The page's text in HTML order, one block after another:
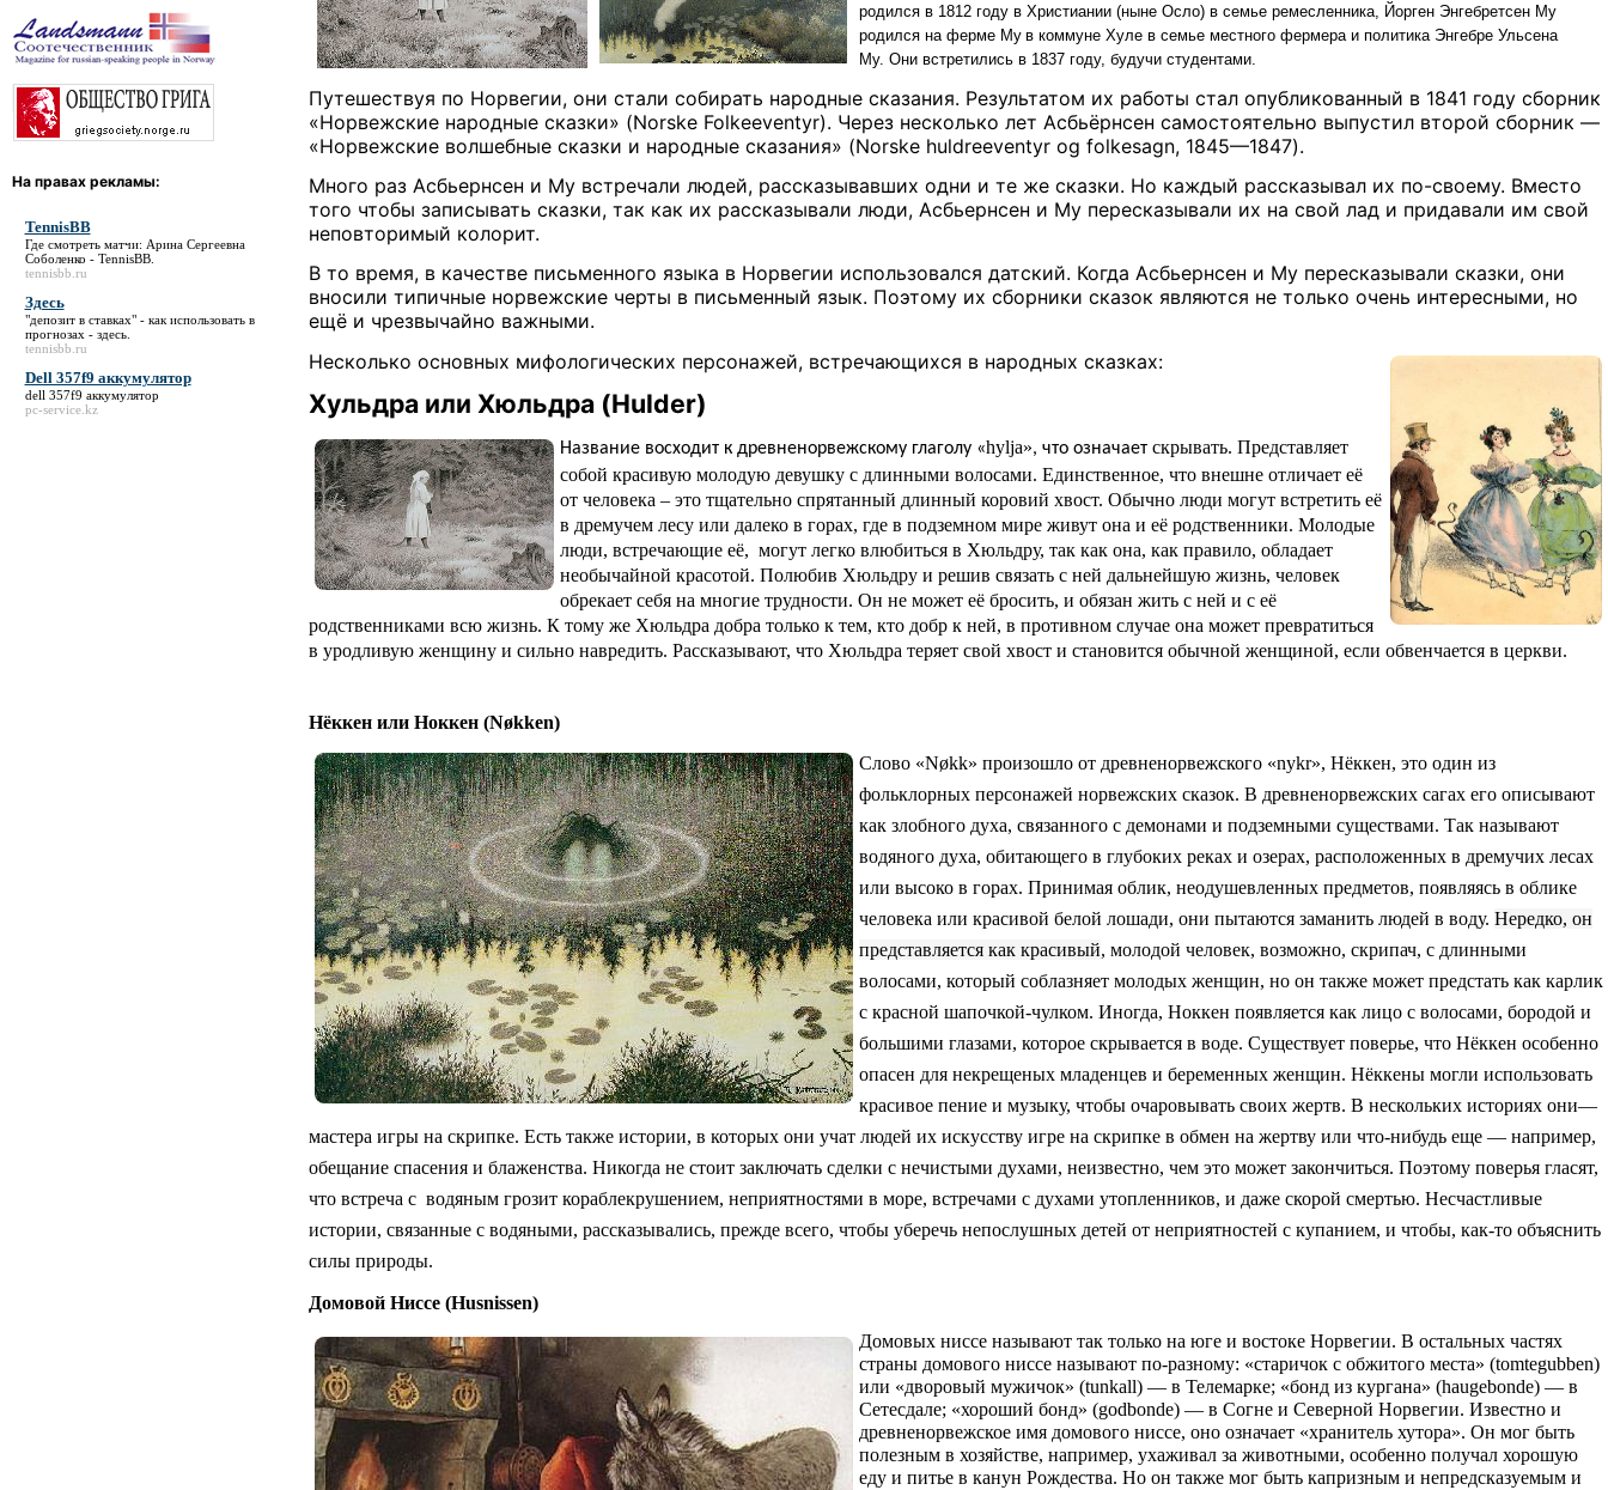
На правах рекламы:
TennisBB
Где смотреть матчи: Арина Сергеевна
Соболенко - TennisBB.
tennisbb.ru
Здесь
"депозит в ставках" - как использовать в
прогнозах - здесь.
tennisbb.ru
Dell 357f9 аккумулятор
dell 357f9 аккумулятор
pc-service.kz
родился в 1812 году в Христиании (ныне Осло) в семье ремесленника, Йорген Энгебретсен Му
родился на ферме Му в коммуне Хуле в семье местного фермера и политика Энгебре Ульсена
Му. Они встретились в 1837 году, будучи студентами.
Путешествуя по Норвегии, они стали собирать народные сказания. Результатом их работы стал опубликованный в 1841 году сборник
«Норвежские народные сказки» (Norske Folkeeventyr). Через несколько лет Асбьёрнсен самостоятельно выпустил второй сборник —
«Норвежские волшебные сказки и народные сказания» (Norske huldreeventyr og folkesagn, 1845—1847).
Много раз Асбьернсен и Му встречали людей, рассказывавших одни и те же сказки. Но каждый рассказывал их по-своему. Вместо
того чтобы записывать сказки, так как их рассказывали люди, Асбьернсен и Му пересказывали их на свой лад и придавали им свой
неповторимый колорит.
В то время, в качестве письменного языка в Норвегии использовался датский. Когда Асбьернсен и Му пересказывали сказки, они
вносили типичные норвежские черты в письменный язык. Поэтому их сборники сказок являются не только очень интересными, но
ещё и чрезвычайно важными.
Несколько основных мифологических персонажей, встречающихся в народных сказках:
Хульдра или Хюльдра (Hulder)
Название восходит к древненорвежскому глаголу «hylja», что означает скрывать. Представляет
собой красивую молодую девушку с длинными волосами. Единственное, что внешне отличает её
от человека – это тщательно спрятанный длинный коровий хвост. Обычно люди могут встретить её
в дремучем лесу или далеко в горах, где в подземном мире живут она и её родственники. Молодые
люди, встречающие её, могут легко влюбиться в Хюльдру, так как она, как правило, обладает
необычайной красотой. Полюбив Хюльдру и решив связать с ней дальнейшую жизнь, человек
обрекает себя на многие трудности. Он не может её бросить, и обязан жить с ней и с её
родственниками всю жизнь. К тому же Хюльдра добра только к тем, кто добр к ней, в противном случае она может превратиться
в уродливую женщину и сильно навредить. Рассказывают, что Хюльдра теряет свой хвост и становится обычной женщиной, если обвенчается в церкви.
Нёккен или Ноккен (Nøkken)
Слово «Nøkk» произошло от древненорвежского «nykr», Нёккен, это один из
фольклорных персонажей норвежских сказок. В древненорвежских сагах его описывают
как злобного духа, связанного с демонами и подземными существами. Так называют
водяного духа, обитающего в глубоких реках и озерах, расположенных в дремучих лесах
или высоко в горах. Принимая облик, неодушевленных предметов, появляясь в облике
человека или красивой белой лошади, они пытаются заманить людей в воду. Нередко, он
представляется как красивый, молодой человек, возможно, скрипач, с длинными
волосами, который соблазняет молодых женщин, но он также может предстать как карлик
с красной шапочкой-чулком. Иногда, Ноккен появляется как лицо с волосами, бородой и
большими глазами, которое скрывается в воде. Существует поверье, что Нёккен особенно
опасен для некрещеных младенцев и беременных женщин. Нёккены могли использовать
красивое пение и музыку, чтобы очаровывать своих жертв. В нескольких историях они—
мастера игры на скрипке. Есть также истории, в которых они учат людей их искусству игре на скрипке в обмен на жертву или что-нибудь еще — например,
обещание спасения и блаженства. Никогда не стоит заключать сделки с нечистыми духами, неизвестно, чем это может закончиться. Поэтому поверья гласят,
что встреча с водяным грозит кораблекрушением, неприятностями в море, встречами с духами утопленников, и даже скорой смертью. Несчастливые
истории, связанные с водяными, рассказывались, прежде всего, чтобы уберечь непослушных детей от неприятностей с купанием, и чтобы, как-то объяснить
силы природы.
Домовой Ниссе (Husnissen)
Домовых ниссе называют так только на юге и востоке Норвегии. В остальных частях
страны домового ниссе называют по-разному: «старичок с обжитого места» (tomtegubben)
или «дворовый мужичок» (tunkall) — в Телемарке; «бонд из кургана» (haugebonde) — в
Сетесдале; «хороший бонд» (godbonde) — в Согне и Северной Норвегии. Известно и
древненорвежское имя домового ниссе, оно означает «хранитель хутора». Он мог быть
полезным в хозяйстве, например, ухаживал за животными, особенно получал хорошую
еду и питье в канун Рождества. Но он также мог быть капризным и непредсказуемым и